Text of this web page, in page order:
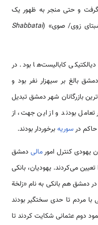
بودند، شدت گرفت و حتی منجر به ظهور یک
زوی/ صوی» (Shabbatai
کابالیست­‌‌‌‌‌‌‌‌‌‌ها بود. در
بالغ بر سی­هزار نفر بود و
بازرگانان شهر دمشق تبدیل
بودند و از این جهت، از
درسوریهبرخوردار بودند.
یهودی کنترل امورمالیدمشق
‌‌‌‌‌‌‌‌‌‌می‌کردند. یهودیان، بانکی
داشتند به نام «بانک صفرا»[13]. در دمشق هم بانکی به نام «زلخة
با مردم تا حدی سختگیر بودند
دوم عثمانی شکایت کردند تا